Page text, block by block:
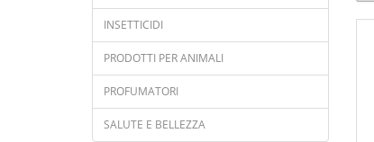
INSETTICIDI
PRODOTTI PER ANIMALI
PROFUMATORI
SALUTE E BELLEZZA